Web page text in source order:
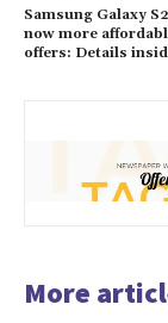
Samsung Galaxy
now more
offers: Details
More